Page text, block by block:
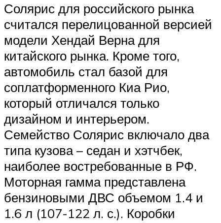
Солярис для российского рынка
считался перелицованной версией
модели Хендай Верна для
китайского рынка. Кроме того,
автомобиль стал базой для
соплатформенного Киа Рио,
который отличался только
дизайном и интерьером.
Семейство Солярис включало два
типа кузова – седан и хэтчбек,
наиболее востребованные в РФ.
Моторная гамма представлена
бензиновыми ДВС объемом 1.4 и
1.6 л (107-122 л. с.). Коробки